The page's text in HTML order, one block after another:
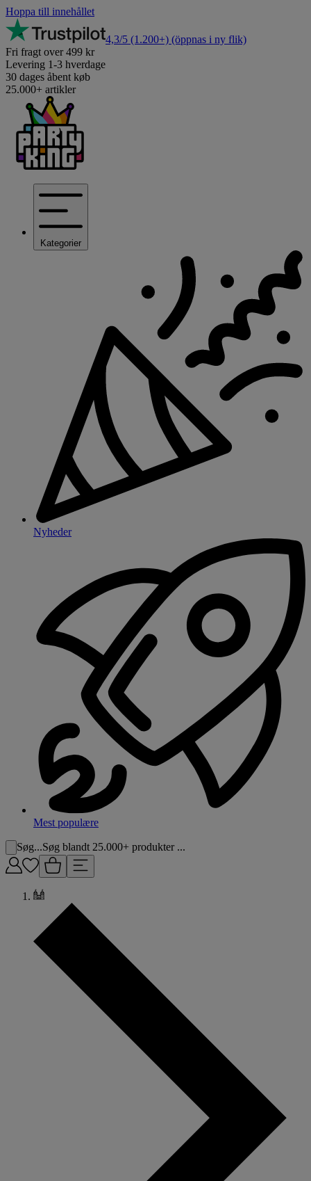
Hoppa till innehållet
4,3/5 (1.200+) (öppnas i ny flik)
Fri fragt over 499 kr
Levering 1-3 hverdage
30 dages åbent køb
25.000+ artikler
Kategorier
Nyheder
Mest populære
Søg...Søg blandt 25.000+ produkter ...